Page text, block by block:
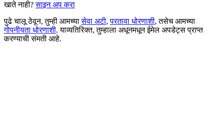
खाते नाही? साइन अप करा
पुढे चालू ठेवून, तुम्ही आमच्या सेवा अटी,परतावा धोरणाशी,तसेच आमच्या
गोपनीयता धोरणाशी.याव्यतिरिक्त, तुम्हाला अधूनमधून ईमेल अपडेट्स प्राप्त
करण्याची संमती आहे.